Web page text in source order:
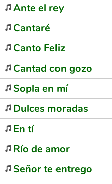
Ante el rey
Cantaré
Canto Feliz
Cantad con gozo
Sopla en mí
Dulces moradas
En tí
Río de amor
Señor te entrego